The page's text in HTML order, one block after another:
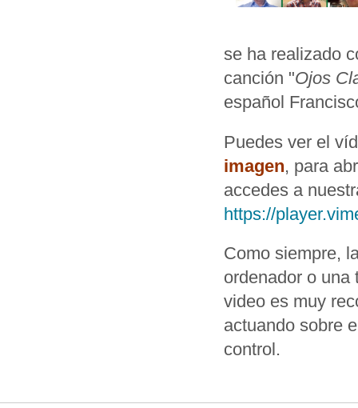
se ha realizado
canción "Ojos
español
Puedes ver el
imagen, para
accedes a
https://
Como siempre,
ordenador o una
video es muy
actuando sobre
control.